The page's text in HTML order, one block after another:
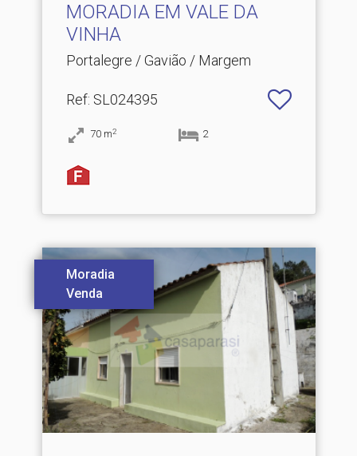
MORADIA EM VALE DA
VINHA
Portalegre / Gavião / Margem
Ref: SL024395
70 m2 2
Moradia
Venda